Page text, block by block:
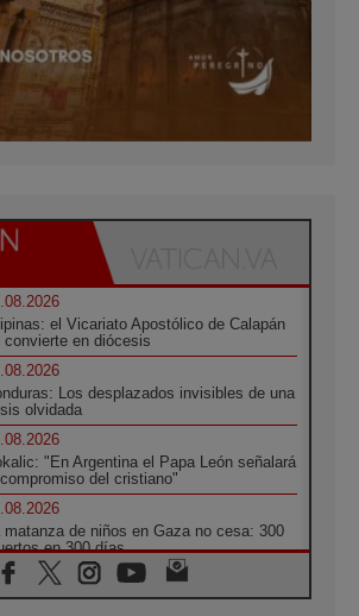
el Vicariato Apostólico de Calapán
convierte en diócesis
Los desplazados invisibles de una
olvidada
"En Argentina el Papa León señalará
del cristiano"
matanza de niños en Gaza no cesa: 300
en 300 días
La guerra desfigura el mundo, solo la